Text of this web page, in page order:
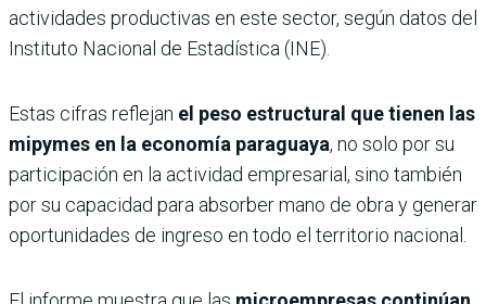
actividades productivas en este sector, según datos del
Instituto Nacional de Estadística (INE).
Estas cifras reflejan el peso estructural que tienen las
mipymes en la economía paraguaya, no solo por su
participación en la actividad empresarial, sino también
por su capacidad para absorber mano de obra y generar
oportunidades de ingreso en todo el territorio nacional.